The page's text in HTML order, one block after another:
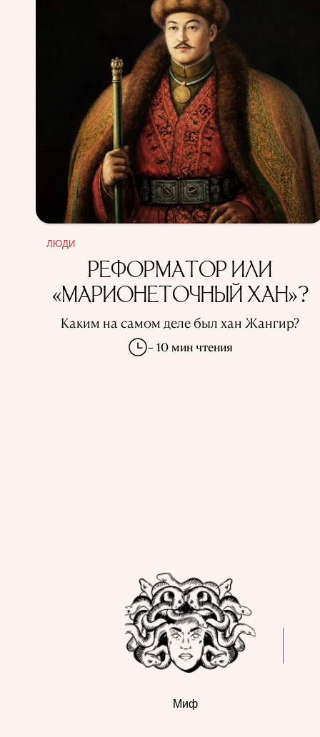
ЛЮДИ
РЕФОРМАТОР ИЛИ
«МАРИОНЕТОЧНЫЙ ХАН»?
Каким на самом деле был хан Жангир?
~ 10 мин чтения
Миф